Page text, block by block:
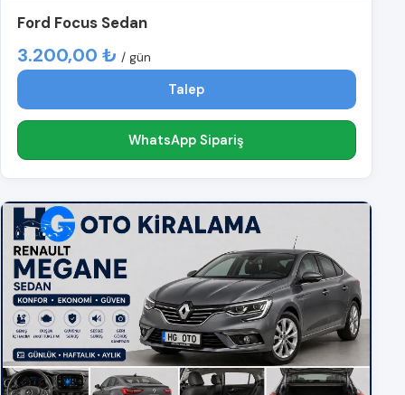
Ford Focus Sedan
3.200,00 ₺ / gün
Talep
WhatsApp Sipariş